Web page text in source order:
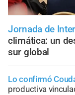
Jornada de
climática: un
sur global
Lo confirmó
productiva